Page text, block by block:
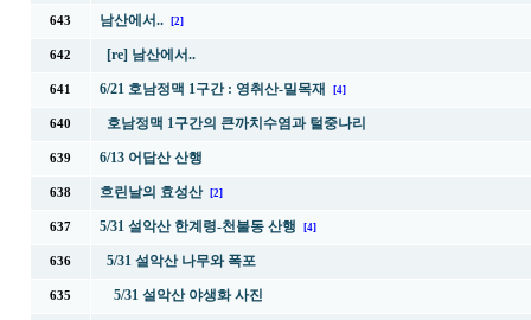
643 남산에서.. [2]
642 [re] 남산에서..
641 6/21 호남정맥 1구간 : 영취산-밀목재 [4]
640 호남정맥 1구간의 큰까치수염과 털중나리
639 6/13 어답산 산행
638 흐린날의 효성산 [2]
637 5/31 설악산 한계령-천불동 산행 [4]
636 5/31 설악산 나무와 폭포
635 5/31 설악산 야생화 사진